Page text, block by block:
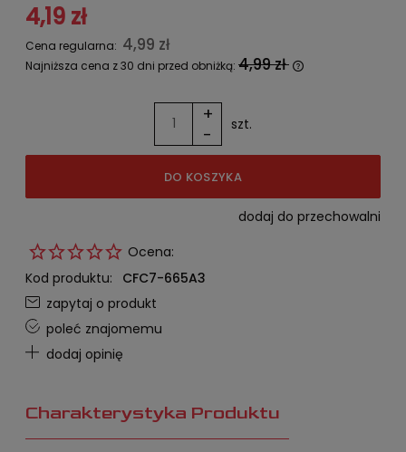
4,19 zł
Cena regularna: 4,99 zł
Najniższa cena z 30 dni przed obniżką: 4,99 zł
krócej niż 30 dni, wyświetlana jest
najniższa cena od momentu, kiedy
produkt pojawił się w sprzedaży.
-
+ szt.
DO KOSZYKA
dodaj do przechowalni
Ocena:
Kod produktu:
CFC7-665A3
zapytaj o produkt
poleć znajomemu
dodaj opinię
Charakterystyka Produktu